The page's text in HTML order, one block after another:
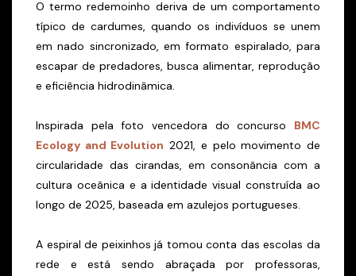
O termo redemoinho deriva de um comportamento
típico de cardumes, quando os indivíduos se unem
em nado sincronizado, em formato espiralado, para
escapar de predadores, busca alimentar, reprodução
e eficiência hidrodinâmica.
Inspirada pela foto vencedora do concurso BMC
Ecology and Evolution 2021, e pelo movimento de
circularidade das cirandas, em consonância com a
cultura oceânica e a identidade visual construída ao
longo de 2025, baseada em azulejos portugueses.
A espiral de peixinhos já tomou conta das escolas da
rede e está sendo abraçada por professoras,